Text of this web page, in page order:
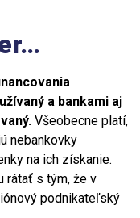
a bankami aj
Všeobecne platí,
nebankovky
na ich získanie.
rátať s tým, že v
podnikateľský